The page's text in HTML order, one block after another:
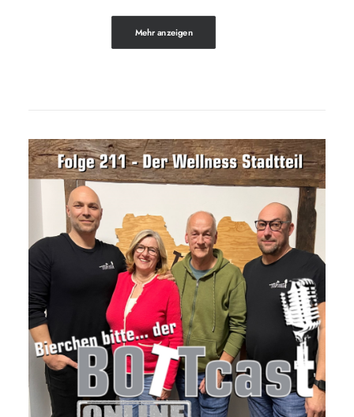
Mehr anzeigen